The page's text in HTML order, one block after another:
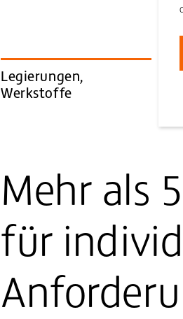
Legierungen,
Werkstoffe
Mehr als
für